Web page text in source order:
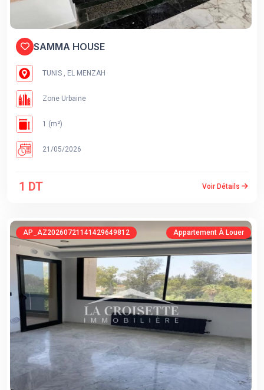
SAMMA HOUSE
TUNIS , EL MENZAH
Zone Urbaine
1 (m²)
21/05/2026
1 DT Voir Détails
AP_AZ20260721141429649812 Appartement À Louer